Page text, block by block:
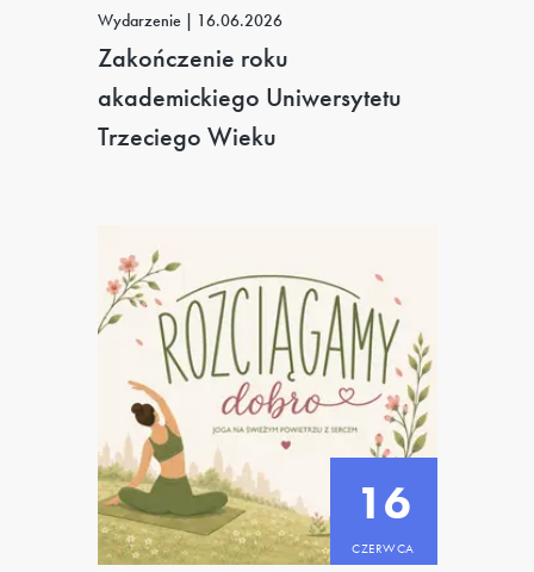
Wydarzenie | 16.06.2026
Zakończenie roku
akademickiego Uniwersytetu
Trzeciego Wieku
16
CZERWCA